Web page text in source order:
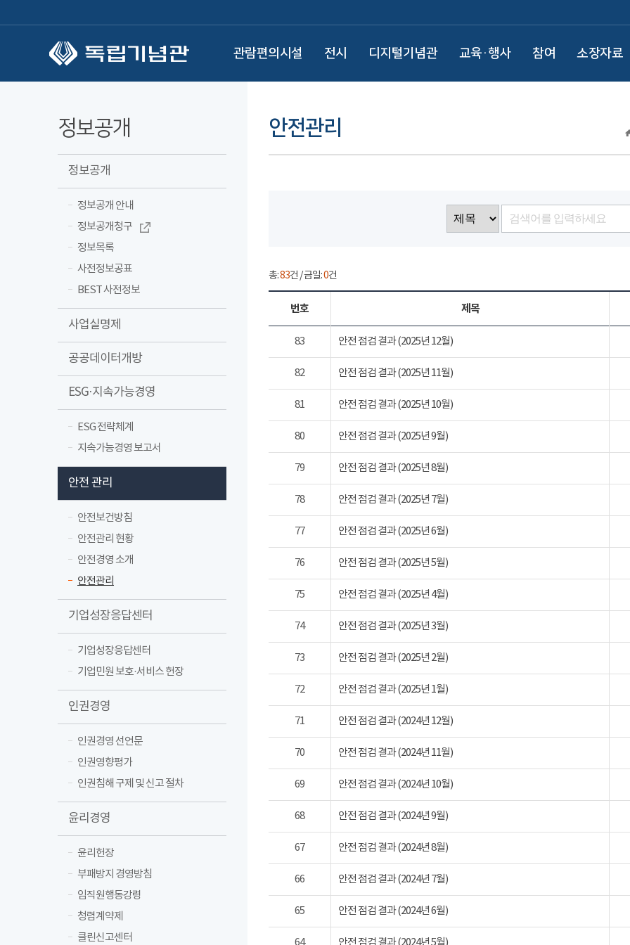
관람편의시설 전시 디지털기념관 교육·행사 참여 소장자료
정보공개
정보공개
정보공개 안내
정보공개청구
정보목록
사전정보공표
BEST 사전정보
사업실명제
공공데이터개방
ESG·지속가능경영
ESG 전략체계
지속가능경영 보고서
안전 관리
안전보건방침
안전관리 현황
안전경영 소개
안전관리
기업성장응답센터
기업성장응답센터
기업민원 보호·서비스 헌장
인권경영
인권경영 선언문
인권영향평가
인권침해 구제 및 신고 절차
윤리경영
윤리헌장
부패방지 경영방침
임직원행동강령
청렴계약제
클린신고센터
안전관리
총:83건 / 금일:0건
번호 제목
83 안전 점검 결과 (2025년 12월)
82 안전 점검 결과 (2025년 11월)
81 안전 점검 결과 (2025년 10월)
80 안전 점검 결과 (2025년 9월)
79 안전 점검 결과 (2025년 8월)
78 안전 점검 결과 (2025년 7월)
77 안전 점검 결과 (2025년 6월)
76 안전 점검 결과 (2025년 5월)
75 안전 점검 결과 (2025년 4월)
74 안전 점검 결과 (2025년 3월)
73 안전 점검 결과 (2025년 2월)
72 안전 점검 결과 (2025년 1월)
71 안전 점검 결과 (2024년 12월)
70 안전 점검 결과 (2024년 11월)
69 안전 점검 결과 (2024년 10월)
68 안전 점검 결과 (2024년 9월)
67 안전 점검 결과 (2024년 8월)
66 안전 점검 결과 (2024년 7월)
65 안전 점검 결과 (2024년 6월)
64 안전 점검 결과 (2024년 5월)